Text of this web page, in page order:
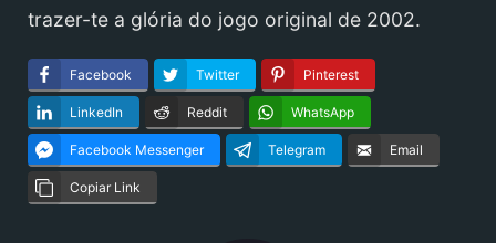
trazer-te a glória do jogo original de 2002.
Facebook Twitter Pinterest
LinkedIn Reddit WhatsApp
Facebook Messenger Telegram Email
Copiar Link